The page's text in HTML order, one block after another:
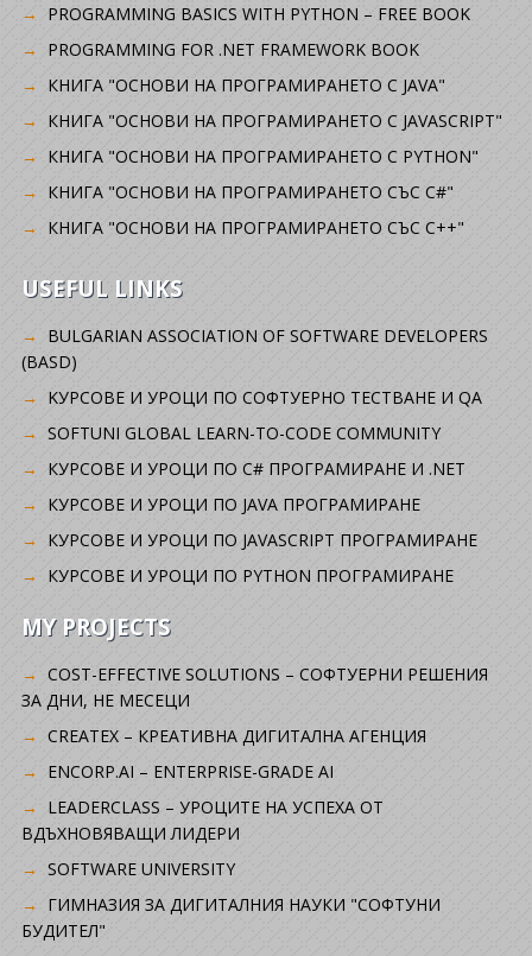
PROGRAMMING BASICS WITH PYTHON – FREE BOOK
PROGRAMMING FOR .NET FRAMEWORK BOOK
КНИГА "ОСНОВИ НА ПРОГРАМИРАНЕТО С JAVA"
КНИГА "ОСНОВИ НА ПРОГРАМИРАНЕТО С JAVASCRIPT"
КНИГА "ОСНОВИ НА ПРОГРАМИРАНЕТО С PYTHON"
КНИГА "ОСНОВИ НА ПРОГРАМИРАНЕТО СЪС C#"
КНИГА "ОСНОВИ НА ПРОГРАМИРАНЕТО СЪС C++"
USEFUL LINKS
BULGARIAN ASSOCIATION OF SOFTWARE DEVELOPERS
(BASD)
KУРСОВЕ И УРОЦИ ПО СОФТУЕРНО ТЕСТВАНЕ И QA
SOFTUNI GLOBAL LEARN-TO-CODE COMMUNITY
КУРСОВЕ И УРОЦИ ПО C# ПРОГРАМИРАНЕ И .NET
КУРСОВЕ И УРОЦИ ПО JAVA ПРОГРАМИРАНЕ
КУРСОВЕ И УРОЦИ ПО JAVASCRIPT ПРОГРАМИРАНЕ
КУРСОВЕ И УРОЦИ ПО PYTHON ПРОГРАМИРАНЕ
MY PROJECTS
COST-EFFECTIVE SOLUTIONS – СОФТУЕРНИ РЕШЕНИЯ
ЗА ДНИ, НЕ МЕСЕЦИ
CREATEX – КРЕАТИВНА ДИГИТАЛНА АГЕНЦИЯ
ENCORP.AI – ENTERPRISE-GRADE AI
LEADERCLASS – УРОЦИТЕ НА УСПЕХА ОТ
ВДЪХНОВЯВАЩИ ЛИДЕРИ
SOFTWARE UNIVERSITY
ГИМНАЗИЯ ЗА ДИГИТАЛНИЯ НАУКИ "СОФТУНИ
БУДИТЕЛ"